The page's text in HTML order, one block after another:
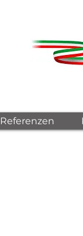
Referenzen